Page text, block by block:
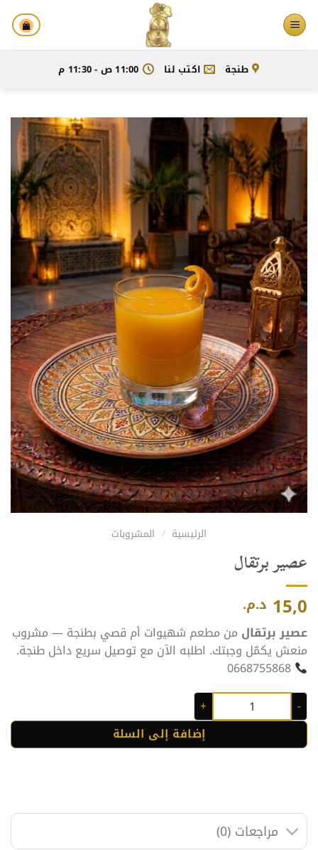
تخطي
للمحتوى
طنجة اكتب لنا 11:00 ص - 11:30 م
الرئيسية / المشروبات
عصير برتقال
15,0 د.م.
عصير برتقال من مطعم شهيوات أم قصي بطنجة — مشروب
منعش يكمّل وجبتك. اطلبه الآن مع توصيل سريع داخل طنجة.
0668755868
كمية عصير برتقال
إضافة إلى السلة
مراجعات (0)